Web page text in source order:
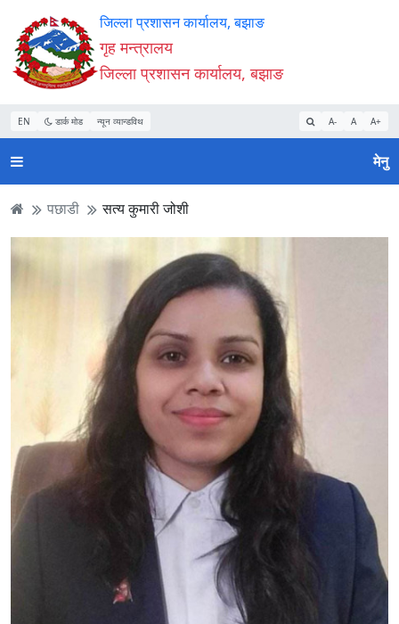
Accessibility
Mode
सुरु
गर्नुहोस्
सामाग्री
पढ्नुहाेस्
नेभिगेसन
पढ्नुहाेस्
वेबसाइट
खोजमा
जानुहोस्
जिल्ला प्रशासन कार्यालय, बझाङ
गृह मन्त्रालय
जिल्ला प्रशासन कार्यालय, बझाङ
EN डार्क मोड न्यून व्यान्डविथ A- A A+
मेनु
पछाडी सत्य कुमारी जोशी